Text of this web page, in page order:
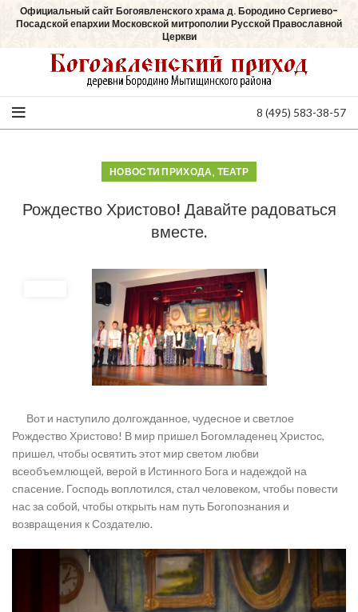
Официальный сайт Богоявленского храма д. Бородино Сергиево-
Посадской епархии Московской митрополии Русской Православной
Церкви
8 (495) 583-38-57
НОВОСТИ ПРИХОДА, ТЕАТР
Рождество Христово! Давайте радоваться
вместе.
Вот и наступило долгожданное, чудесное и светлое
Рождество Христово! В мир пришел Богомладенец Христос,
пришел, чтобы освятить этот мир светом любви
всеобъемлющей, верой в Истинного Бога и надеждой на
спасение. Господь воплотился, стал человеком, чтобы повести
нас за собой, чтобы открыть нам путь Богопознания и
возвращения к Создателю.